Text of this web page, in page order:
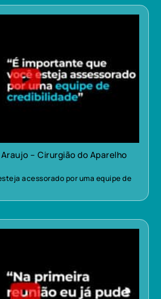
– Cirurgião do Aparelho
acessorado por uma equipe de